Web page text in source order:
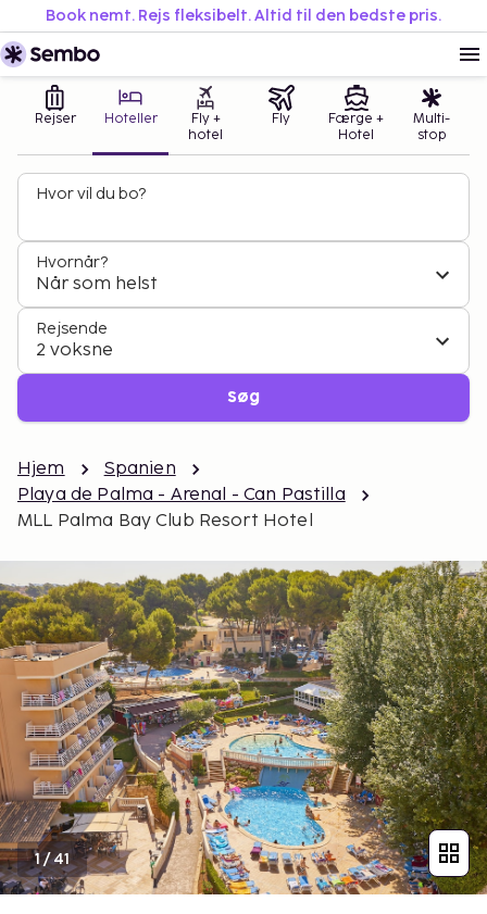
Book nemt. Rejs fleksibelt. Altid til den bedste pris.
Rejser Hoteller
Fly +
hotel
Fly
Færge +
Hotel
Multi-
stop
Hvor vil du bo?
Hvornår?
Når som helst
Rejsende
2 voksne
Søg
Hjem
Spanien
Playa de Palma - Arenal - Can Pastilla
MLL Palma Bay Club Resort Hotel
1/41